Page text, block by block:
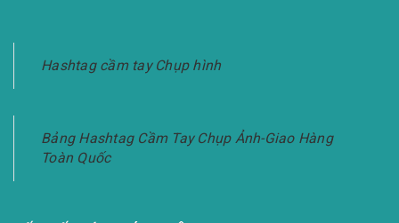
Hashtag cầm tay Chụp hình
Bảng Hashtag Cầm Tay Chụp Ảnh-Giao Hàng
Toàn Quốc